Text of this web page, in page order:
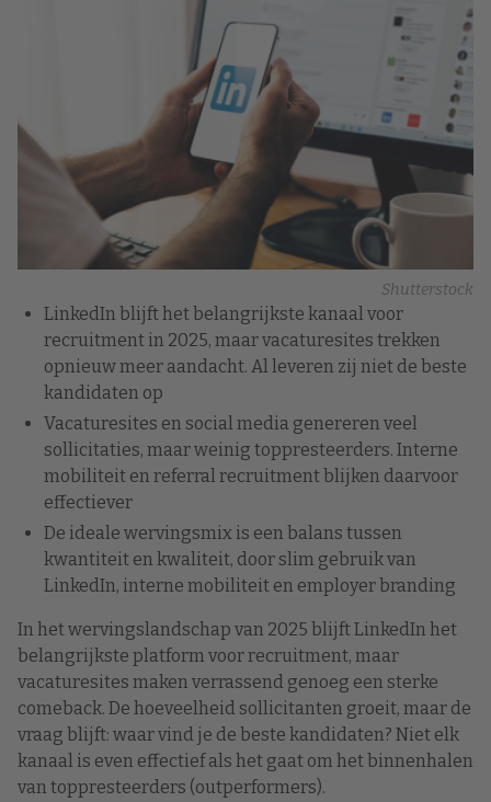
Shutterstock
LinkedIn blijft het belangrijkste kanaal voor
recruitment in 2025, maar vacaturesites trekken
opnieuw meer aandacht. Al leveren zij niet de beste
kandidaten op
Vacaturesites en social media genereren veel
sollicitaties, maar weinig toppresteerders. Interne
mobiliteit en referral recruitment blijken daarvoor
effectiever
De ideale wervingsmix is een balans tussen
kwantiteit en kwaliteit, door slim gebruik van
LinkedIn, interne mobiliteit en employer branding
In het wervingslandschap van 2025 blijft LinkedIn het
belangrijkste platform voor recruitment, maar
vacaturesites maken verrassend genoeg een sterke
comeback. De hoeveelheid sollicitanten groeit, maar de
vraag blijft: waar vind je de beste kandidaten? Niet elk
kanaal is even effectief als het gaat om het binnenhalen
van toppresteerders (outperformers).